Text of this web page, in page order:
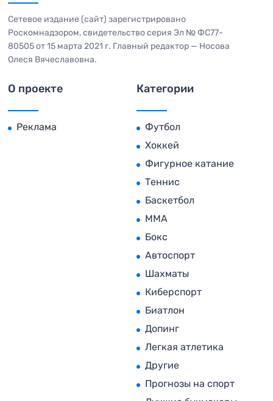
Сетевое издание (сайт) зарегистрировано
Роскомнадзором, свидетельство серия Эл № ФС77-
80505 от 15 марта 2021 г. Главный редактор — Носова
Олеся Вячеславовна.
О проекте
Реклама
Категории
Футбол
Хоккей
Фигурное катание
Теннис
Баскетбол
MMA
Бокс
Автоспорт
Шахматы
Киберспорт
Биатлон
Допинг
Легкая атлетика
Другие
Прогнозы на спорт